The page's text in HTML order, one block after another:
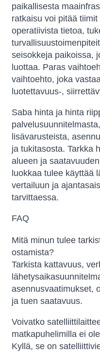
paikallisesta
ratkaisu voi pitää
operatiivista tietoa,
seisokkeja paikoissa,
luottaa. Paras
vaihtoehto, joka
luotettavuus-,
Saba hinta ja hinta
lisävarusteista,
ja tukitasosta. Tarkka
alueen ja
luokkaa tulee käyttää
vertailuun ja
tarvittaessa.
FAQ
Mitä minun tulee
ostamista?
Tarkista kattavuus,
asennusvaatimukset,
ja tuen saatavuus.
Voivatko
matkapuhelimilla ei
Kyllä, se on